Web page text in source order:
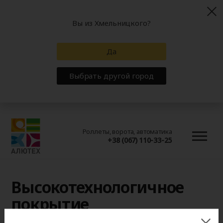
Роллеты, ворота, автоматика
+38 (067) 110-33-25
Высокотехнологичное
покрытие
Вы из Хмельницкого?
Да
Выбрать другой город